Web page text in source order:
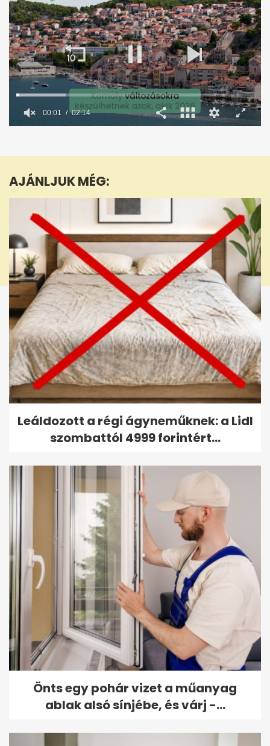
2
14
seconds
AJÁNLJUK MÉG:
Leáldozott a régi ágyneműknek: a Lidl
szombattól 4999 forintért...
Önts egy pohár vizet a műanyag
ablak alsó sínjébe, és várj -...